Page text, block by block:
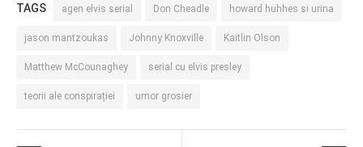
TAGS agen elvis serial Don Cheadle howard huhhes si urina
jason mantzoukas Johnny Knoxville Kaitlin Olson
Matthew McCounaghey serial cu elvis presley
teorii ale conspirației umor grosier